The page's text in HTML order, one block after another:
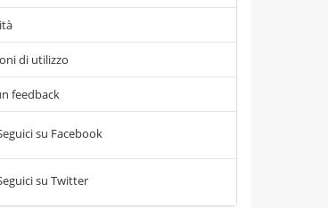
di utilizzo
feedback
su Facebook
su Twitter